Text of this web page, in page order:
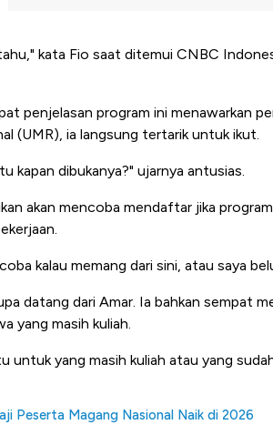
kata Fio saat ditemui CNBC
penjelasan program ini menawarkan
(UMR), ia langsung tertarik untuk ikut.
kapan dibukanya?" ujarnya antusias.
akan mencoba mendaftar jika
kalau memang dari sini, atau saya
datang dari Amar. Ia bahkan sempat
yang masih kuliah.
untuk yang masih kuliah atau yang
Peserta Magang Nasional Naik di 2026